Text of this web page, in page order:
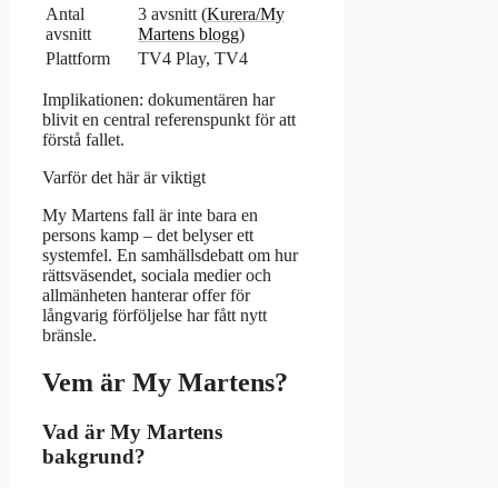
Antal
avsnitt
3 avsnitt (Kurera/My
Martens blogg)
Plattform
TV4 Play, TV4
Implikationen: dokumentären har
blivit en central referenspunkt för att
förstå fallet.
Varför det här är viktigt
My Martens fall är inte bara en
persons kamp – det belyser ett
systemfel. En samhällsdebatt om hur
rättsväsendet, sociala medier och
allmänheten hanterar offer för
långvarig förföljelse har fått nytt
bränsle.
Vem är My Martens?
Vad är My Martens
bakgrund?